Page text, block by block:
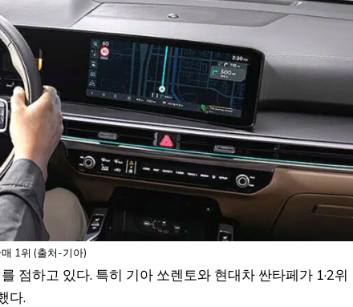
1위 (출처-기아)
점하고 있다. 특히 기아 쏘렌토와 현대차 싼타페가 1·2위
다.